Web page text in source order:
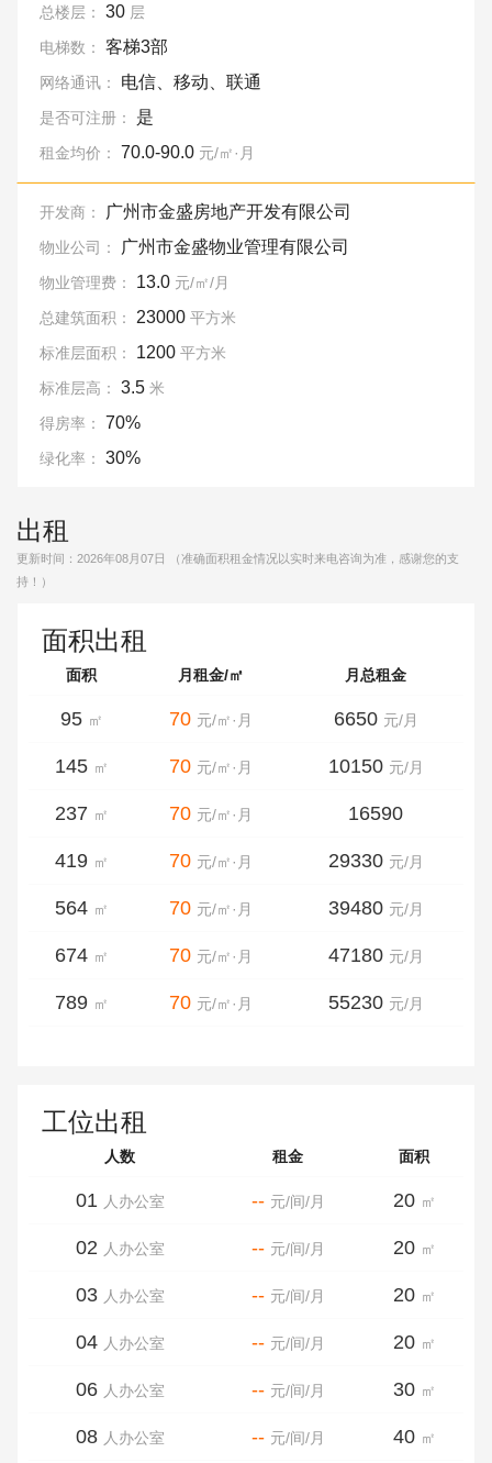
总楼层： 30 层
电梯数： 客梯3部
网络通讯： 电信、移动、联通
是否可注册： 是
租金均价： 70.0-90.0 元/㎡·月
开发商： 广州市金盛房地产开发有限公司
物业公司： 广州市金盛物业管理有限公司
物业管理费： 13.0 元/㎡/月
总建筑面积：
23000 平方米
标准层面积：
1200 平方米
标准层高： 3.5 米
得房率： 70%
绿化率： 30%
出租
更新时间： 2026年08月07日
（准确面积租金情况以实时来电咨询为准，感谢您的支
持！）
面积出租
面积 月租金/㎡ 月总租金
95 ㎡ 70 元/㎡·月 6650 元/月
145 ㎡ 70 元/㎡·月 10150 元/月
237 ㎡ 70 元/㎡·月 16590
419 ㎡ 70 元/㎡·月 29330 元/月
564 ㎡ 70 元/㎡·月 39480 元/月
674 ㎡ 70 元/㎡·月 47180 元/月
789 ㎡ 70 元/㎡·月 55230 元/月
工位出租
人数 租金 面积
01 人办公室 -- 元/间/月 20 ㎡
02 人办公室 -- 元/间/月 20 ㎡
03 人办公室 -- 元/间/月 20 ㎡
04 人办公室 -- 元/间/月 20 ㎡
06 人办公室 -- 元/间/月 30 ㎡
08 人办公室 -- 元/间/月 40 ㎡